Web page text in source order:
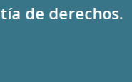
de derechos.